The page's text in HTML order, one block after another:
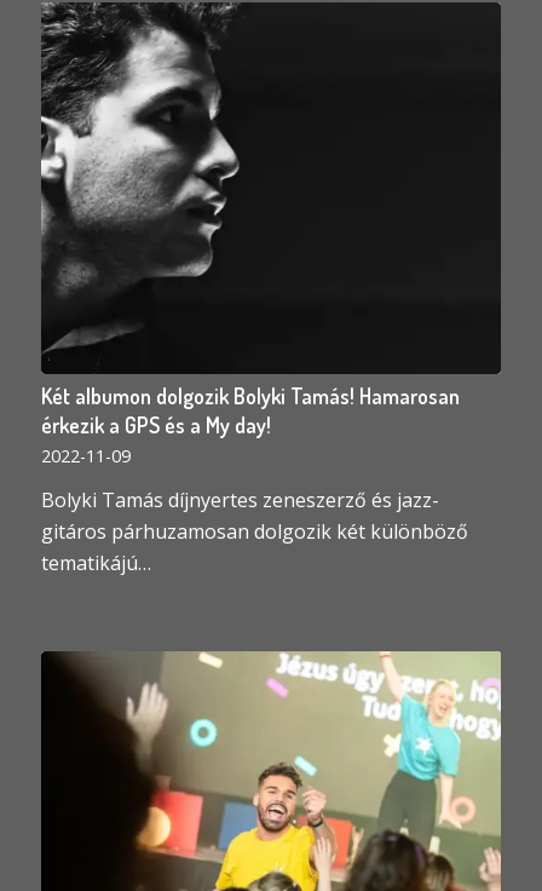
Két albumon dolgozik Bolyki Tamás! Hamarosan
érkezik a GPS és a My day!
2022-11-09
Bolyki Tamás díjnyertes zeneszerző és jazz-
gitáros párhuzamosan dolgozik két különböző
tematikájú…